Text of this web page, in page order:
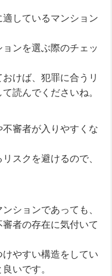
しているマンション
ンを選ぶ際のチェッ
けば、犯罪に合うリ
読んでくださいね。
審者が入りやすくな
スクを避けるので、
ションであっても、
者の存在に気付いて
やすい構造をしてい
いです。